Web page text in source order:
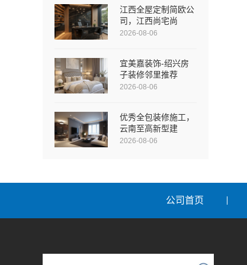
江西全屋定制简欧公
司，江西尚宅尚
2026-08-06
宜美嘉装饰-绍兴房
子装修邻里推荐
2026-08-06
优秀全包装修施工，
云南至高新型建
2026-08-06
公司首页